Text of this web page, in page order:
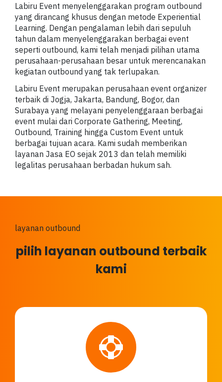
Labiru Event menyelenggarakan program outbound
yang dirancang khusus dengan metode Experiential
Learning. Dengan pengalaman lebih dari sepuluh
tahun dalam menyelenggarakan berbagai event
seperti outbound, kami telah menjadi pilihan utama
perusahaan-perusahaan besar untuk merencanakan
kegiatan outbound yang tak terlupakan.
Labiru Event merupakan perusahaan event organizer
terbaik di Jogja, Jakarta, Bandung, Bogor, dan
Surabaya yang melayani penyelenggaraan berbagai
event mulai dari Corporate Gathering, Meeting,
Outbound, Training hingga Custom Event untuk
berbagai tujuan acara. Kami sudah memberikan
layanan Jasa EO sejak 2013 dan telah memiliki
legalitas perusahaan berbadan hukum sah.
layanan outbound
pilih layanan outbound terbaik
kami